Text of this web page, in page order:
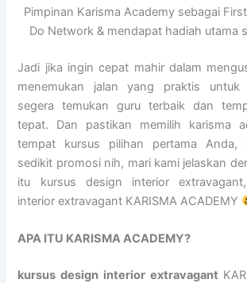
Pimpinan Karisma Academy sebagai
Do Network & mendapat hadiah utama
Jadi jika ingin cepat mahir dalam
menemukan jalan yang praktis untuk
segera temukan guru terbaik dan
tepat. Dan pastikan memilih karisma
tempat kursus pilihan pertama Anda,
sedikit promosi nih, mari kami jelaskan
itu kursus design interior
interior extravagant KARISMA ACADEMY
APA ITU KARISMA ACADEMY?
kursus design interior extravagant